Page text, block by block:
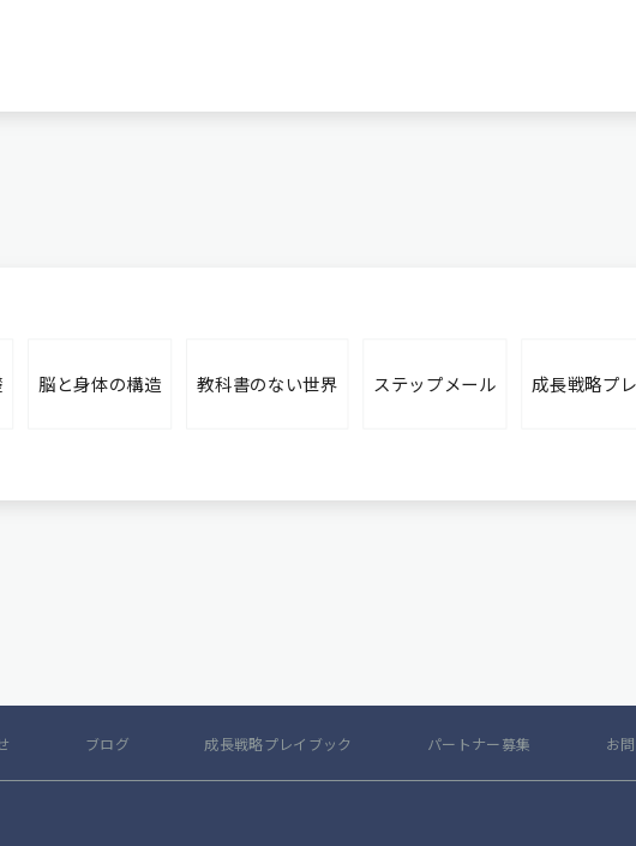
脳と身体の構造 教科書のない世界 ステップメール 成長戦略プ
ブログ 成長戦略プレイブック パートナー募集 お